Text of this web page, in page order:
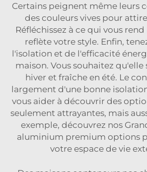
Certains peignent même leurs
des couleurs vives pour
Réfléchissez à ce qui vous
reflète votre style. Enfin,
l'isolation et de l'efficacité
maison. Vous souhaitez qu'elle
hiver et fraîche en été. Le
largement d'une bonne
vous aider à découvrir des
seulement attrayantes, mais
exemple, découvrez nos
aluminium premium options
votre espace de vie